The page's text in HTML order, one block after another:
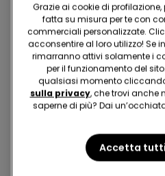
NEONATA
Hey! Diventa uno di noi,
Grazie ai cookie di profilazione,
fatta su misura per te con
commerciali personalizzate.
acconsentire al loro utilizzo! Se
rimarranno attivi solamente i
per il funzionamento del
qualsiasi momento
sulla privacy, che trovi anche
saperne di più? Dai
Accetta